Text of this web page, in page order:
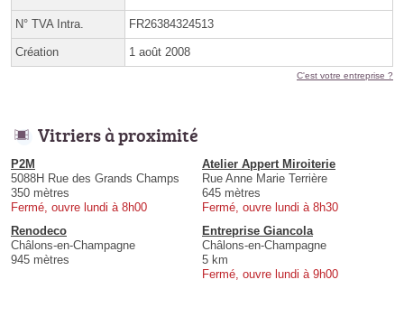
N° TVA Intra. FR26384324513
Création 1 août 2008
C'est votre entreprise ?
Vitriers à proximité
P2M
5088H Rue des Grands Champs
350 mètres
Fermé, ouvre lundi à 8h00
Atelier Appert Miroiterie
Rue Anne Marie Terrière
645 mètres
Fermé, ouvre lundi à 8h30
Renodeco
Châlons-en-Champagne
945 mètres
Entreprise Giancola
Châlons-en-Champagne
5 km
Fermé, ouvre lundi à 9h00